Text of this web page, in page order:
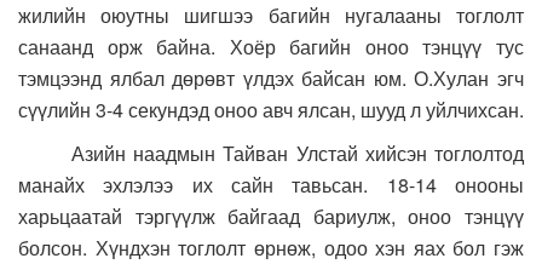
жилийн оюутны шигшээ багийн нугалааны тоглолт
санаанд орж байна. Хоёр багийн оноо тэнцүү тус
тэмцээнд ялбал дөрөвт үлдэх байсан юм. О.Хулан эгч
сүүлийн 3-4 секундэд оноо авч ялсан, шууд л уйлчихсан.
Азийн наадмын Тайван Улстай хийсэн тоглолтод
манайх эхлэлээ их сайн тавьсан. 18-14 онооны
харьцаатай тэргүүлж байгаад бариулж, оноо тэнцүү
болсон. Хүндхэн тоглолт өрнөж, одоо хэн яах бол гэж